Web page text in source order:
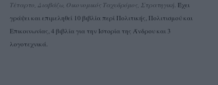
Τέταρτο, Διαβάζω, Οικονομικός Ταχυδρόμος, Στρατηγική. Έχει
γράψει και επιμεληθεί 10 βιβλία περί Πολιτικής, Πολιτισμού και
Επικοινωνίας, 4 βιβλία για την Ιστορία της Άνδρου και 3
λογοτεχνικά.